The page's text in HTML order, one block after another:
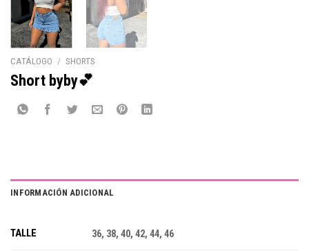
CATÁLOGO / SHORTS
Short byby💕
INFORMACIÓN ADICIONAL
TALLE 36, 38, 40, 42, 44, 46